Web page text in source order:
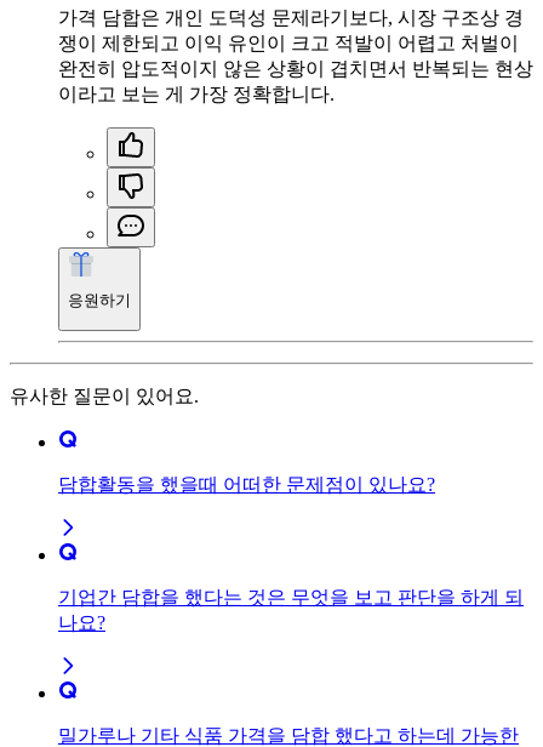
가격 담합은 개인 도덕성 문제라기보다, 시장 구조상 경
쟁이 제한되고 이익 유인이 크고 적발이 어렵고 처벌이
완전히 압도적이지 않은 상황이 겹치면서 반복되는 현상
이라고 보는 게 가장 정확합니다.
응원하기
유사한 질문이 있어요.
담합활동을 했을때 어떠한 문제점이 있나요?
기업간 담합을 했다는 것은 무엇을 보고 판단을 하게 되
나요?
밀가루나 기타 식품 가격을 담합 했다고 하는데 가능한